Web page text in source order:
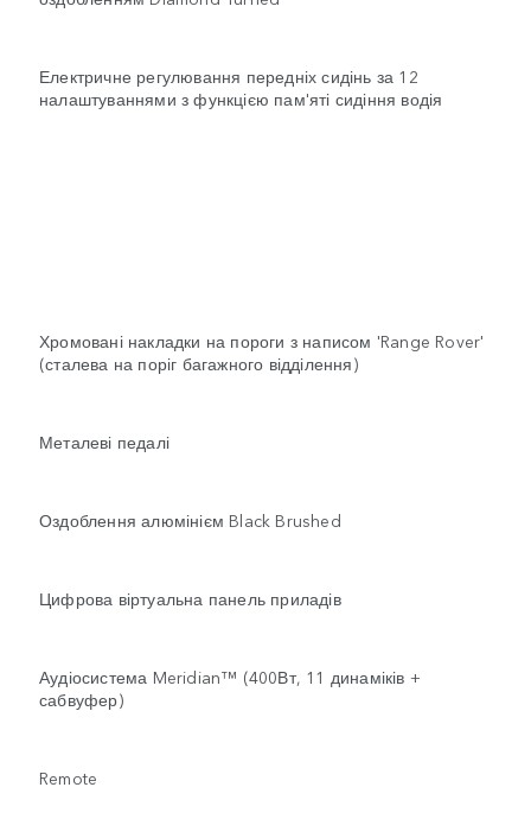
Електричне регулювання передніх сидінь за 12
налаштуваннями з функцією пам'яті сидіння водія
Хромовані накладки на пороги з написом 'Range Rover'
(сталева на поріг багажного відділення)
Металеві педалі
Оздоблення алюмінієм Black Brushed
Цифрова віртуальна панель приладів
Аудіосистема Meridian™ (400Вт, 11 динаміків +
сабвуфер)
Remote